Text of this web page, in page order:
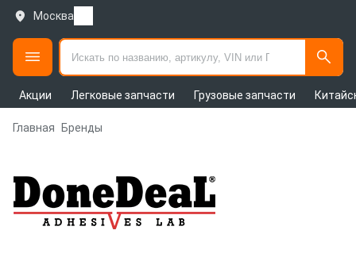
Москва
Акции Легковые запчасти Грузовые запчасти
Главная Бренды